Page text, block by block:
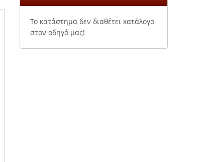
Το κατάστημα δεν διαθέτει κατάλογο
στον οδηγό μας!